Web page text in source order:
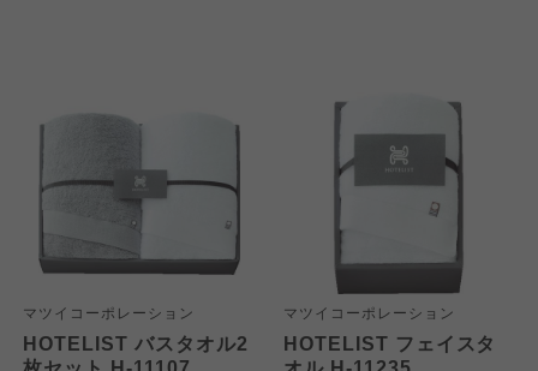
マツイコーポレーション
HOTELIST バスタオル2
マツイコーポレーション
HOTELIST フェイスタ